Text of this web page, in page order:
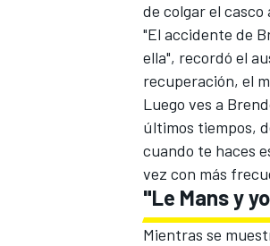
de colgar el
"El accidente de
ella", recordó el
recuperación, el
Luego ves a
últimos tiempos,
cuando te haces
vez con más
"Le Mans y
Mientras se